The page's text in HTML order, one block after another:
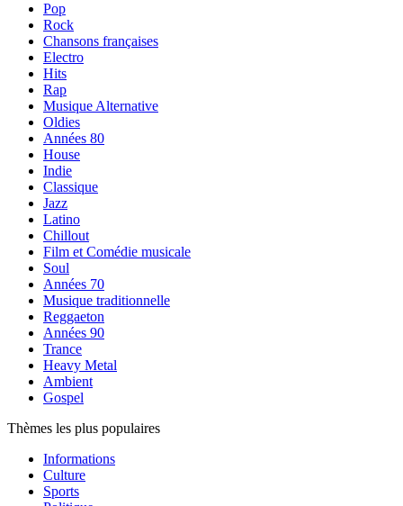
Pop
Rock
Chansons françaises
Electro
Hits
Rap
Musique Alternative
Oldies
Années 80
House
Indie
Classique
Jazz
Latino
Chillout
Film et Comédie musicale
Soul
Années 70
Musique traditionnelle
Reggaeton
Années 90
Trance
Heavy Metal
Ambient
Gospel
Thèmes les plus populaires
Informations
Culture
Sports